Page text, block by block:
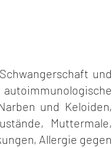
und
und Keloiden,
Muttermale,
Allergie gegen